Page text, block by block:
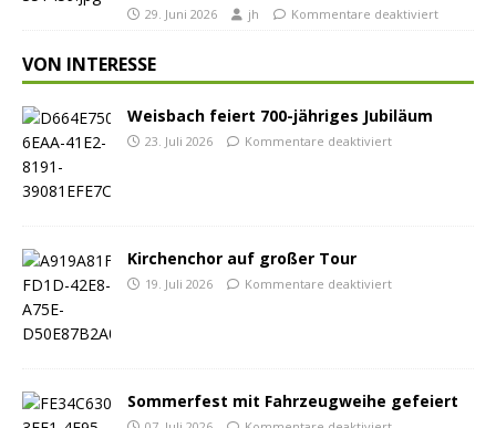
29. Juni 2026 jh Kommentare deaktiviert
VON INTERESSE
Weisbach feiert 700-jähriges Jubiläum
23. Juli 2026 Kommentare deaktiviert
Kirchenchor auf großer Tour
19. Juli 2026 Kommentare deaktiviert
Sommerfest mit Fahrzeugweihe gefeiert